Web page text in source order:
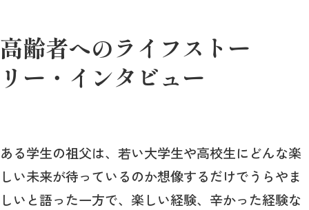
高齢者へのライフストー
リー・インタビュー
ある学生の祖父は、若い大学生や高校生にどんな楽
しい未来が待っているのか想像するだけでうらやま
しいと語った一方で、楽しい経験、辛かった経験な